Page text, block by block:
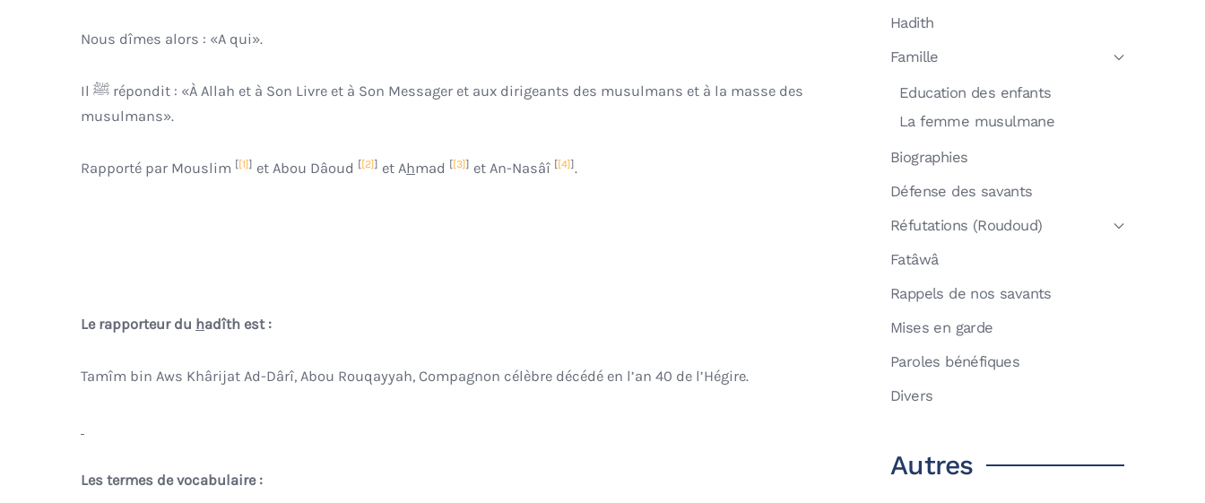
Nous dîmes alors : «A qui».
Il ﷺ répondit : «À Allah et à Son Livre et à Son Messager et aux dirigeants des musulmans et à la masse des
musulmans».
Rapporté par Mouslim [[1]] et Abou Dâoud [[2]] et Ahmad [[3]] et An-Nasâî [[4]].
Le rapporteur du hadîth est :
Tamîm bin Aws Khârijat Ad-Dârî, Abou Rouqayyah, Compagnon célèbre décédé en l’an 40 de l’Hégire.
Les termes de vocabulaire :
Hadith
Famille
Education des enfants
La femme musulmane
Biographies
Défense des savants
Réfutations (Roudoud)
Fatâwâ
Rappels de nos savants
Mises en garde
Paroles bénéfiques
Divers
Autres